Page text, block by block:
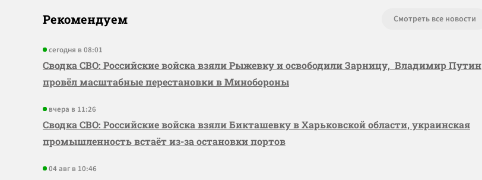
Рекомендуем Смотреть все новости
сегодня в 08:01
Сводка СВО: Российские войска взяли Рыжевку и освободили Зарницу, Владимир Путин
провёл масштабные перестановки в Минобороны
вчера в 11:26
Сводка СВО: Российские войска взяли Бикташевку в Харьковской области, украинская
промышленность встаёт из-за остановки портов
04 авг в 10:46